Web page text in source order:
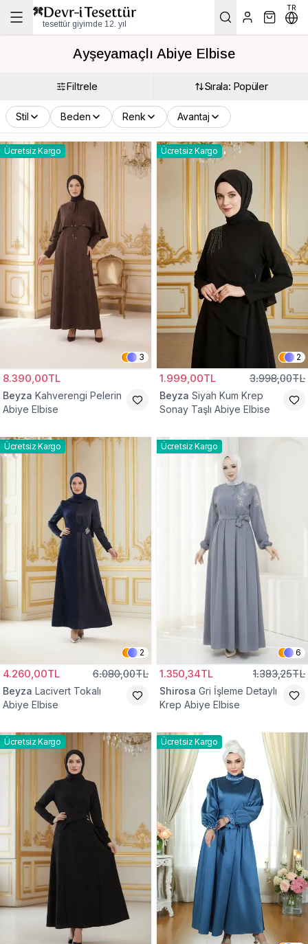
tesettür giyimde 12. yıl
TR
Ayşeyamaçlı Abiye Elbise
Filtrele Sırala: Popüler
Stil Beden Renk Avantaj
Ücretsiz Kargo
3
8.390,00TL
Beyza Kahverengi Pelerin
Abiye Elbise
Ücretsiz Kargo
2
1.999,00TL 3.998,00TL
Beyza Siyah Kum Krep
Sonay Taşlı Abiye Elbise
Ücretsiz Kargo
2
4.260,00TL 6.080,00TL
Beyza Lacivert Tokalı
Abiye Elbise
Ücretsiz Kargo
6
1.350,34TL 1.383,25TL
Shirosa Gri İşleme Detaylı
Krep Abiye Elbise
Ücretsiz Kargo Ücretsiz Kargo